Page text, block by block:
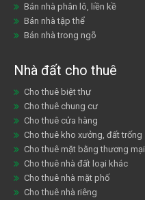
Bán nhà phân lô, liền kề
Bán nhà tập thể
Bán nhà trong ngõ
Nhà đất cho thuê
Cho thuê biệt thự
Cho thuê chung cư
Cho thuê cửa hàng
Cho thuê kho xưởng, đất trống
Cho thuê mặt bằng thương mại
Cho thuê nhà đất loại khác
Cho thuê nhà mặt phố
Cho thuê nhà riêng